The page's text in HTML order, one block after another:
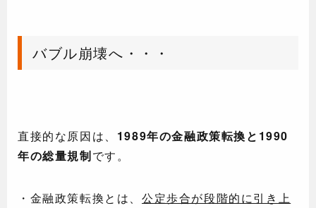
バブル崩壊へ・・・
直接的な原因は、 1989年の金融政策転換と1990
年の総量規制です。
・金融政策転換とは、 公定歩合が段階的に引き上